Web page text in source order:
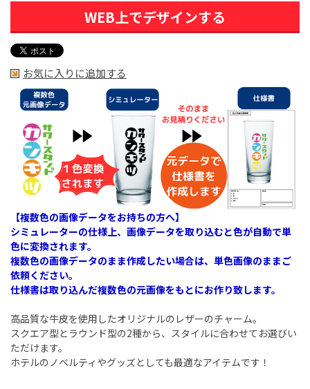
WEB上でデザインする
お気に入りに追加する
【複数色の画像データをお持ちの方へ】
シミュレーターの仕様上、画像データを取り込むと色が自動で単
色に変換されます。
複数色の画像データのまま作成したい場合は、単色画像のままご
依頼ください。
仕様書は取り込んだ複数色の元画像をもとにお作り致します。
高品質な牛皮を使用したオリジナルのレザーのチャーム。
スクエア型とラウンド型の2種から、スタイルに合わせてお選びい
ただけます。
ホテルのノベルティやグッズとしても最適なアイテムです！